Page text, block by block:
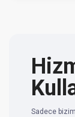
Sadece